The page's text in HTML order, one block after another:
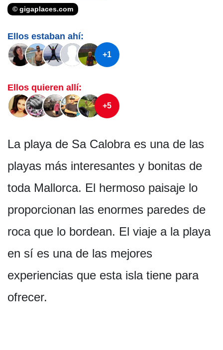
© gigaplaces.com
Ellos estaban ahí:
+1
Ellos quieren allí:
+5
La playa de Sa Calobra es una de las
playas más interesantes y bonitas de
toda Mallorca. El hermoso paisaje lo
proporcionan las enormes paredes de
roca que lo bordean. El viaje a la playa
en sí es una de las mejores
experiencias que esta isla tiene para
ofrecer.